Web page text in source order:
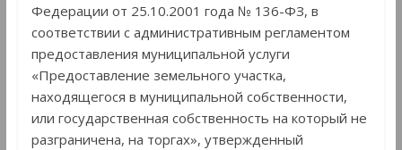
Федерации от 25.10.2001 года № 136-ФЗ, в
соответствии с административным регламентом
предоставления муниципальной услуги
«Предоставление земельного участка,
находящегося в муниципальной собственности,
или государственная собственность на который не
разграничена, на торгах», утвержденный